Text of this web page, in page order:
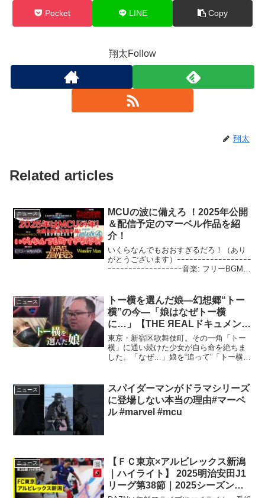
Pocket LINE Copy
翔太Follow
翔太
Related articles
ニュース
MCUの波に備えろ ！2025年公開
＆配信予定のマーベル作品を紹
介！
いくらなんでもおおすぎるだろ！（あり
がとうございます）ｰｰｰｰｰｰｰｰｰｰｰｰｰｰｰｰｰｰ
ｰｰｰｰｰｰｰｰｰｰｰｰｰｰｰｰｰｰ音楽: フリーBGM・
ニュース
トー横を選んだ娘―幻想郷“トー
横”の今―「娘はなぜトー横
に…」【THE ЯEALドキュメンタ
リー】
東京・新宿区歌舞伎町。その一角「トー
横」に通い続けた少女が自ら命を絶ちま
した。「なぜ…」娘を“追って”「トー横」
ニュース
スパイダーマンがドラマシリーズ
に登場しない本当の理由#マーベ
ル #marvel #mcu
ニュース
【ＦＣ東京×アルビレックス新潟
｜ハイライト】 2025明治安田J1
リーグ第38節｜2025シーズン｜J